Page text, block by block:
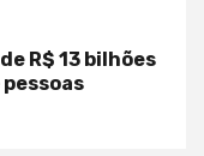
R$ 13 bilhões
pessoas